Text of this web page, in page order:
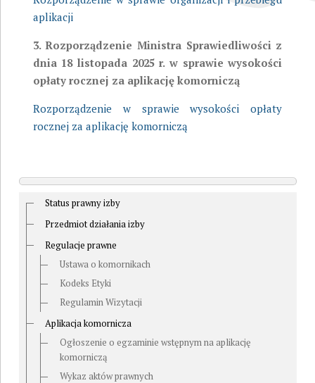
aplikacji
3. Rozporządzenie Ministra Sprawiedliwości z
dnia 18 listopada 2025 r. w sprawie wysokości
opłaty rocznej za aplikację komorniczą
Rozporządzenie w sprawie wysokości opłaty
rocznej za aplikację komorniczą
Status prawny izby
Przedmiot działania izby
Regulacje prawne
Ustawa o komornikach
Kodeks Etyki
Regulamin Wizytacji
Aplikacja komornicza
Ogłoszenie o egzaminie wstępnym na aplikację
komorniczą
Wykaz aktów prawnych